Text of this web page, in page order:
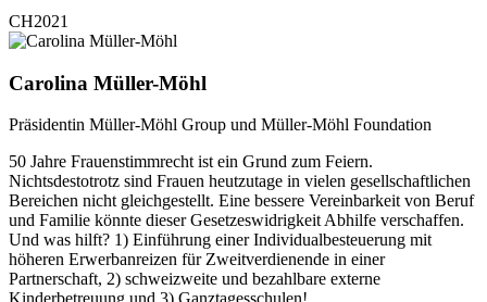
CH2021
Carolina Müller-Möhl
Präsidentin Müller-Möhl Group und Müller-Möhl Foundation
50 Jahre Frauenstimmrecht ist ein Grund zum Feiern.
Nichtsdestotrotz sind Frauen heutzutage in vielen gesellschaftlichen
Bereichen nicht gleichgestellt. Eine bessere Vereinbarkeit von Beruf
und Familie könnte dieser Gesetzeswidrigkeit Abhilfe verschaffen.
Und was hilft? 1) Einführung einer Individualbesteuerung mit
höheren Erwerbanreizen für Zweitverdienende in einer
Partnerschaft, 2) schweizweite und bezahlbare externe